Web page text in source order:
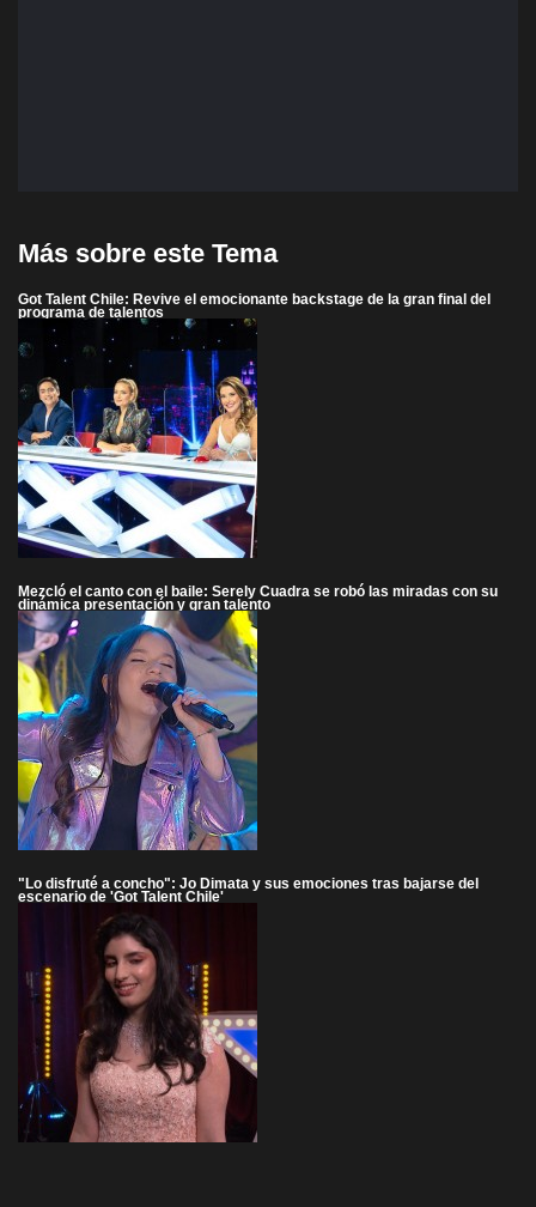
Más sobre este Tema
Got Talent Chile: Revive el emocionante backstage de la gran final del
programa de talentos
Mezcló el canto con el baile: Serely Cuadra se robó las miradas con su
dinámica presentación y gran talento
"Lo disfruté a concho": Jo Dimata y sus emociones tras bajarse del
escenario de 'Got Talent Chile'